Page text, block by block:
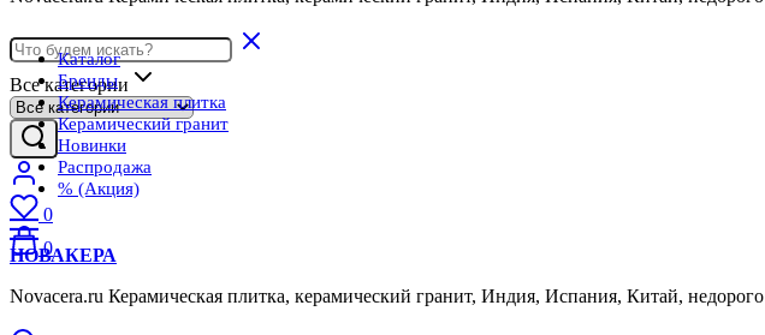
Все категории
0
0
Каталог
Бренды
Керамическая плитка
Керамический гранит
Новинки
Распродажа
% (Акция)
НОВАКЕРА
Novacera.ru Керамическая плитка, керамический гранит, Индия, Испания, Китай, недорого